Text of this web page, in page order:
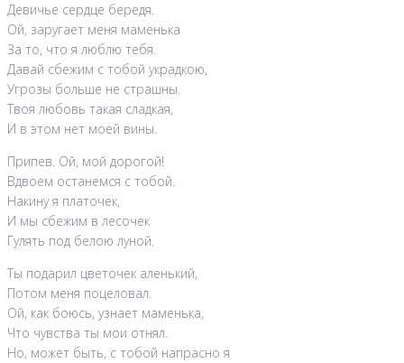
Девичье сердце бередя.
Ой, заругает меня маменька
За то, что я люблю тебя.
Давай сбежим с тобой украдкою,
Угрозы больше не страшны.
Твоя любовь такая сладкая,
И в этом нет моей вины.
Припев. Ой, мой дорогой!
Вдвоем останемся с тобой.
Накину я платочек,
И мы сбежим в лесочек
Гулять под белою луной.
Ты подарил цветочек аленький,
Потом меня поцеловал.
Ой, как боюсь, узнает маменька,
Что чувства ты мои отнял.
Но, может быть, с тобой напрасно я